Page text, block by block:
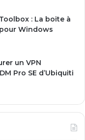
: La boite à
Windows
un VPN
Pro SE d’Ubiquiti